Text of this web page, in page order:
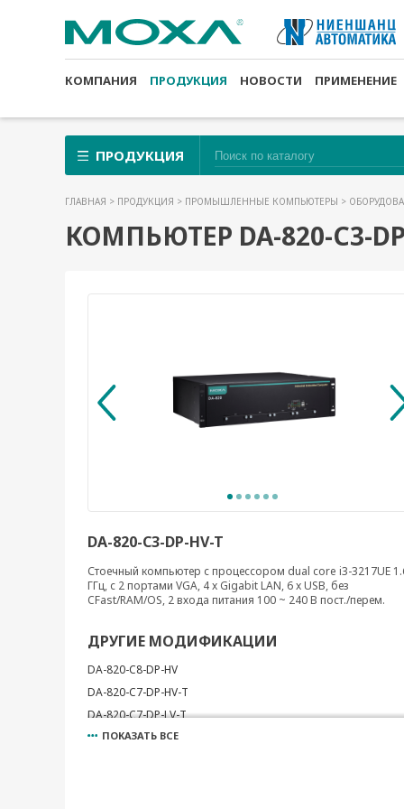
КОМПАНИЯ ПРОДУКЦИЯ НОВОСТИ ПРИМЕНЕНИЕ
ПРОДУКЦИЯ
ГЛАВНАЯ > ПРОДУКЦИЯ > ПРОМЫШЛЕННЫЕ КОМПЬЮТЕРЫ >
КОМПЬЮТЕР DA-820-C3-
DA-820-C3-DP-HV-T
Стоечный компьютер с процессором dual core i3-3217UE
ГГц, с 2 портами VGA, 4 x Gigabit LAN, 6 x USB, без
CFast/RAM/OS, 2 входа питания 100 ~ 240 В пост./перем.
ДРУГИЕ МОДИФИКАЦИИ
DA-820-C8-DP-HV
DA-820-C7-DP-HV-T
DA-820-C7-DP-LV-T
DA-820-C7-SP-HV-T
ПОКАЗАТЬ ВСЕ